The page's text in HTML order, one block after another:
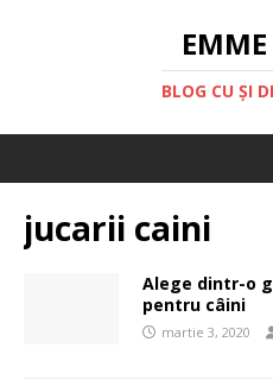
EMME
BLOG CU ȘI
jucarii caini
Alege dintr-o
pentru câini
martie 3, 2020